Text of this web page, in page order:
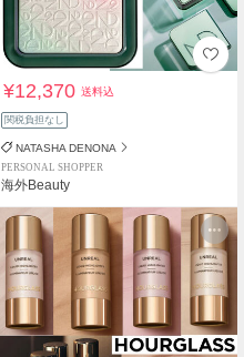
¥12,370送料込
関税負担なし
NATASHA DENONA
PERSONAL SHOPPER
海外Beauty